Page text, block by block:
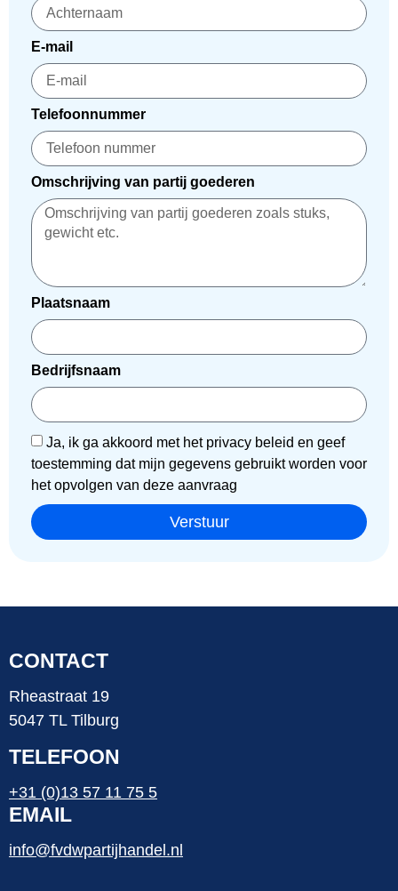
E-mail
Telefoonnummer
Omschrijving van partij goederen
Plaatsnaam
Bedrijfsnaam
Ja, ik ga akkoord met het privacy beleid en geef
toestemming dat mijn gegevens gebruikt worden voor
het opvolgen van deze aanvraag
Verstuur
CONTACT
Rheastraat 19
5047 TL Tilburg
TELEFOON
+31 (0)13 57 11 75 5
EMAIL
info@fvdwpartijhandel.nl